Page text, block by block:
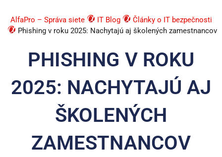
AlfaPro – Správa siete IT Blog
Články o IT bezpečnosti
Phishing v roku 2025: Nachytajú aj školených zamestnancov
PHISHING V ROKU
2025: NACHYTAJÚ AJ
ŠKOLENÝCH
ZAMESTNANCOV